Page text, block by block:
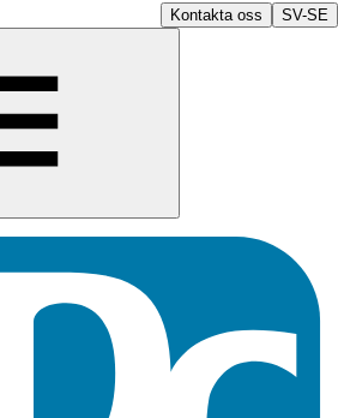
Kontakta oss SV-SE